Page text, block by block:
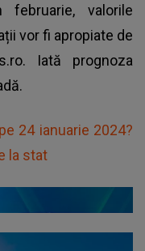
valorile
vor fi apropiate de
Iată prognoza
24 ianuarie 2024?
la stat